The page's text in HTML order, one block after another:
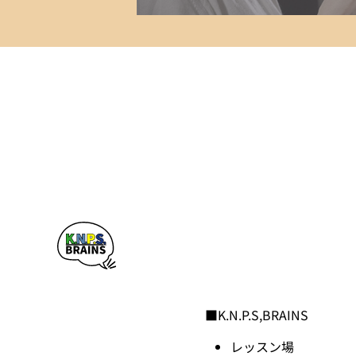
■K.N.P.S,BRAINS
レッスン場